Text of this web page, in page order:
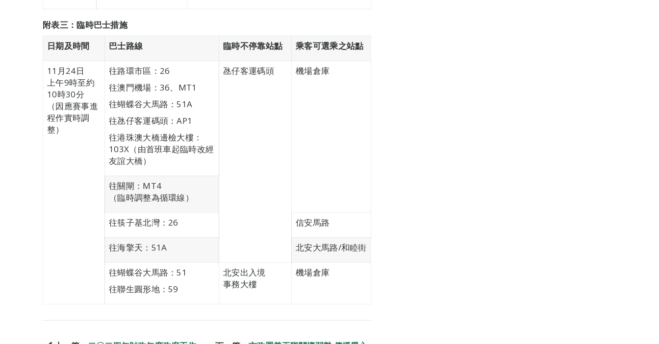
附表三：臨時巴士措施
日期及時間
巴士路線 臨時不停靠站點 乘客可選乘之站點
11月24日
上午9時至約
10時30分
（因應賽事進
程作實時調
整）
往路環市區：26
往澳門機場：36、MT1
往蝴蝶谷大馬路：51A
往氹仔客運碼頭：AP1
往港珠澳大橋邊檢大樓：
103X（由首班車起臨時改經
友誼大橋）
氹仔客運碼頭 機場倉庫
往關閘：MT4
（臨時調整為循環線）
往筷子基北灣：26 信安馬路
往海擎天：51A 北安大馬路/和睦街
往蝴蝶谷大馬路：51
往聯生圓形地：59
北安出入境
事務大樓
機場倉庫